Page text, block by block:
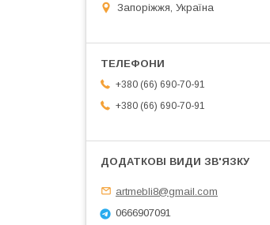
Запоріжжя, Україна
+380 (66) 690-70-91
+380 (66) 690-70-91
artmebli8@gmail.com
0666907091